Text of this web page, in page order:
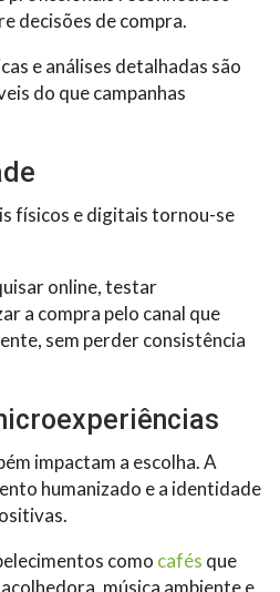
decisões de compra.
e análises detalhadas são
do que campanhas
físicos e digitais tornou-se
online, testar
a compra pelo canal que
sem perder consistência
impactam a escolha. A
humanizado e a identidade
como cafés que
música ambiente e